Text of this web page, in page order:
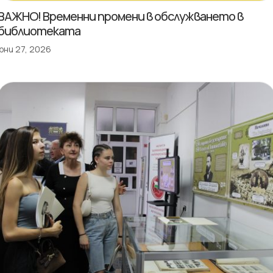
Временни промени в обслужването в
27, 2026